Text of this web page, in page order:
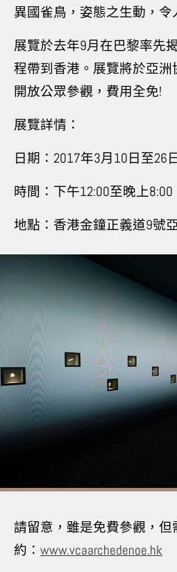
異國雀鳥，姿態之生動，令
展覽於去年9月在巴黎率先
程帶到香港。展覽將於亞洲
開放公眾參觀，費用全免!
展覽詳情：
日期：2017年3月10日至26
時間：下午12:00至晚上8:00
地點：香港金鐘正義道9號
請留意，雖是免費參觀，
約： www.vcaarchedenoe.hk